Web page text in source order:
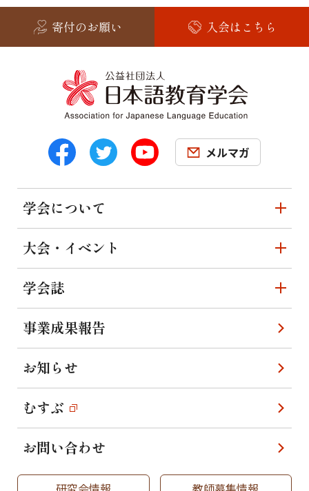
寄付のお願い 入会はこちら
メルマガ
学会について
大会・イベント
学会誌
事業成果報告
お知らせ
むすぶ
お問い合わせ